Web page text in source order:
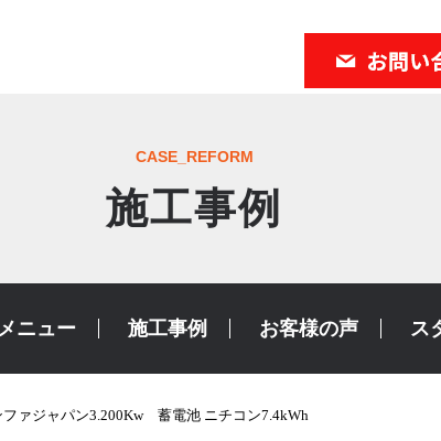
CASE_REFORM
施工事例
ニュー 施工事例 お客様の声 ス
ァジャパン3.200Kw 蓄電池 ニチコン7.4kWh